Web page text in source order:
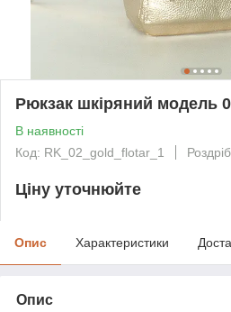
Рюкзак шкіряний модель
В наявності
Код: RK_02_gold_flotar_1
Роздріб
Ціну уточнюйте
Опис Характеристики
Опис